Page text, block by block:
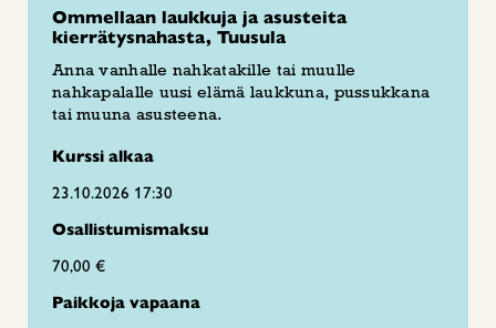
Ommellaan laukkuja ja asusteita
kierrätysnahasta, Tuusula
Anna vanhalle nahkatakille tai muulle
nahkapalalle uusi elämä laukkuna, pussukkana
tai muuna asusteena.
Kurssi alkaa
23.10.2026 17:30
Osallistumismaksu
70,00 €
Paikkoja vapaana